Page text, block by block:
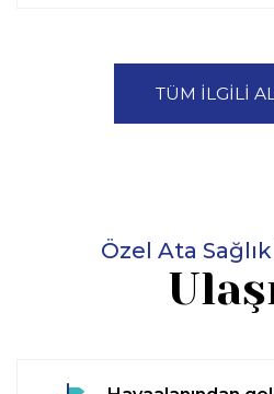
TÜM İLGİLİ
Özel Ata